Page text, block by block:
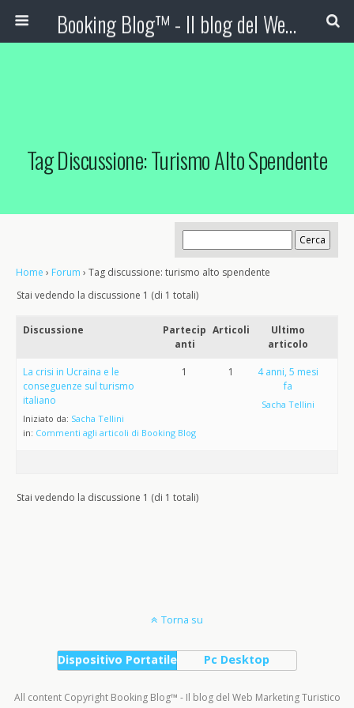
Booking Blog™ - Il blog del Web Marketing Turistico
Tag Discussione: Turismo Alto Spendente
Home › Forum › Tag discussione: turismo alto spendente
Stai vedendo la discussione 1 (di 1 totali)
Discussione
Partecip
anti
Articoli
Ultimo
articolo
La crisi in Ucraina e le
conseguenze sul turismo
italiano
Iniziato da: Sacha Tellini
in: Commenti agli articoli di Booking Blog
1 1
4 anni, 5 mesi
fa
Sacha Tellini
Stai vedendo la discussione 1 (di 1 totali)
Torna su
Dispositivo Portatile Pc Desktop
All content Copyright Booking Blog™ - Il blog del Web Marketing Turistico